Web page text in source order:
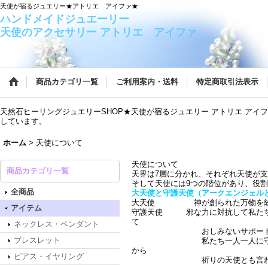
天使が宿るジュエリー★アトリエ アイファ★
ハンドメイドジュエーリ
天使のアクセサリー アトリエ アイファ
商品カテゴリ一覧 ご利用案内・送料 特定商取引法表示
天然石ヒーリングジュエリーSHOP★天使が宿るジュエリー アトリエ アイ
しています。
ホーム > 天使について
商品カテゴリ一覧
全商品
アイテム
ネックレス・ペンダント
ブレスレット
ピアス・イヤリング
天使について
天界は7層に分かれ、それぞれ天使が
そして天使には9つの階位があり、役
大天使と守護天使（アークエンジェル
大天使 神が創られた万物を統治
守護天使 邪な力に対抗して私たち
て
おしみないサポートを
私たち一人一人に守護天使が
から
祈りの天使とも言われ